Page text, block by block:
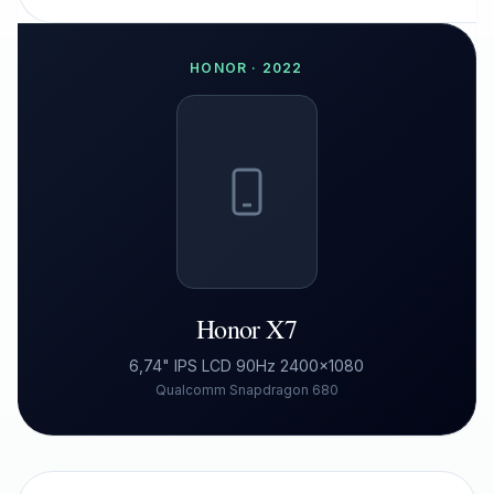
HONOR · 2022
Honor X7
6,74" IPS LCD 90Hz 2400×1080
Qualcomm Snapdragon 680